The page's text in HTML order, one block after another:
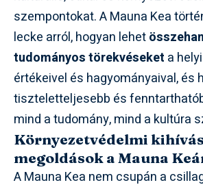
szempontokat. A Mauna Kea
lecke arról, hogyan lehet
tudományos törekvéseket a
értékeivel és hagyományaival, és
tiszteletteljesebb és
mind a tudomány, mind a kultúra
Környezetvédelmi
megoldások a Mauna
A Mauna Kea nem csupán a